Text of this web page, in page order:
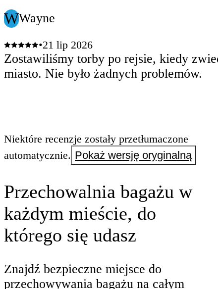
WWayne
•21 lip 2026
Zostawiliśmy torby po rejsie, kiedy
miasto. Nie było żadnych problemów.
Niektóre recenzje zostały przetłumaczone
automatycznie. Pokaż wersję oryginalną
Przechowalnia bagażu w
każdym mieście, do
którego się udasz
Znajdź bezpieczne miejsce do
przechowywania bagażu na całym